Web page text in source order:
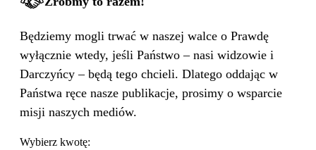
Będziemy mogli trwać w naszej walce o Prawdę
wyłącznie wtedy, jeśli Państwo – nasi widzowie i
Darczyńcy – będą tego chcieli. Dlatego oddając w
Państwa ręce nasze publikacje, prosimy o wsparcie
misji naszych mediów.
Wybierz kwotę: